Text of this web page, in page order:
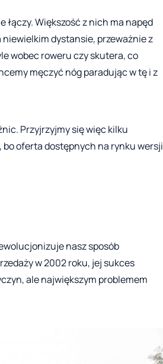
łączy. Większość z nich ma napęd
dystansie, przeważnie z
wobec roweru czy skutera, co
męczyć nóg paradując w tę i z
Przyjrzyjmy się więc kilku
oferta dostępnych na rynku wersji
nasz sposób
w 2002 roku, jej sukces
ale największym problemem